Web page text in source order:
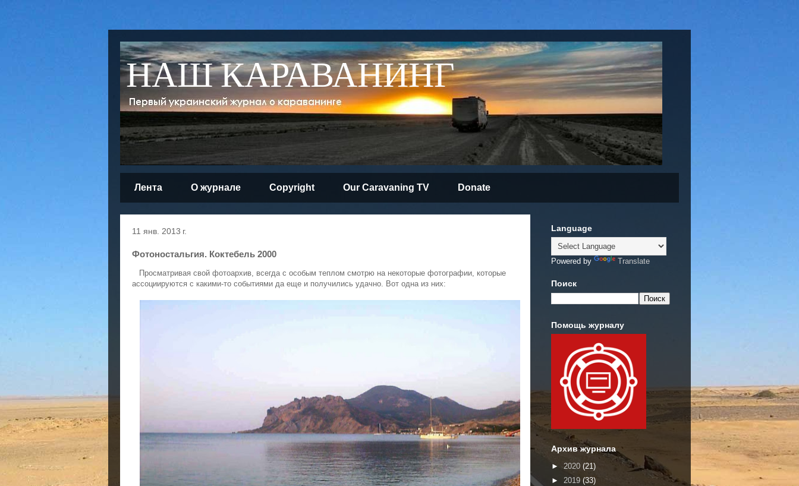
НАШ КАРАВАНИНГ
Лента О журнале Copyright Our Caravaning TV Donate
11 янв. 2013 г.
Фотоностальгия. Коктебель 2000
Просматривая свой фотоархив, всегда с особым теплом смотрю на некоторые фотографии, которые
ассоциируются с какими-то событиями да еще и получились удачно. Вот одна из них:
Language
Powered by Translate
Поиск
Помощь журналу
Архив журнала
► 2020 (21)
► 2019 (33)